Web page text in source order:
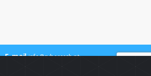
E-mail info@cybercash.pt